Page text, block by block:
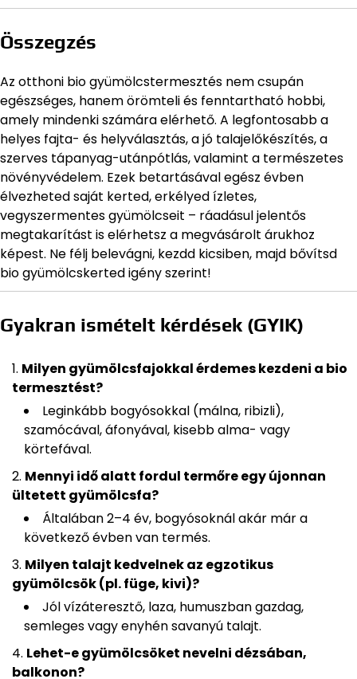
Összegzés
Az otthoni bio gyümölcstermesztés nem csupán
egészséges, hanem örömteli és fenntartható hobbi,
amely mindenki számára elérhető. A legfontosabb a
helyes fajta- és helyválasztás, a jó talajelőkészítés, a
szerves tápanyag-utánpótlás, valamint a természetes
növényvédelem. Ezek betartásával egész évben
élvezheted saját kerted, erkélyed ízletes,
vegyszermentes gyümölcseit – ráadásul jelentős
megtakarítást is elérhetsz a megvásárolt árukhoz
képest. Ne félj belevágni, kezdd kicsiben, majd bővítsd
bio gyümölcskerted igény szerint!
Gyakran ismételt kérdések (GYIK)
Milyen gyümölcsfajokkal érdemes kezdeni a bio
termesztést?
Leginkább bogyósokkal (málna, ribizli),
szamócával, áfonyával, kisebb alma- vagy
körtefával.
Mennyi idő alatt fordul termőre egy újonnan
ültetett gyümölcsfa?
Általában 2–4 év, bogyósoknál akár már a
következő évben van termés.
Milyen talajt kedvelnek az egzotikus
gyümölcsök (pl. füge, kivi)?
Jól vízáteresztő, laza, humuszban gazdag,
semleges vagy enyhén savanyú talajt.
Lehet-e gyümölcsöket nevelni dézsában,
balkonon?